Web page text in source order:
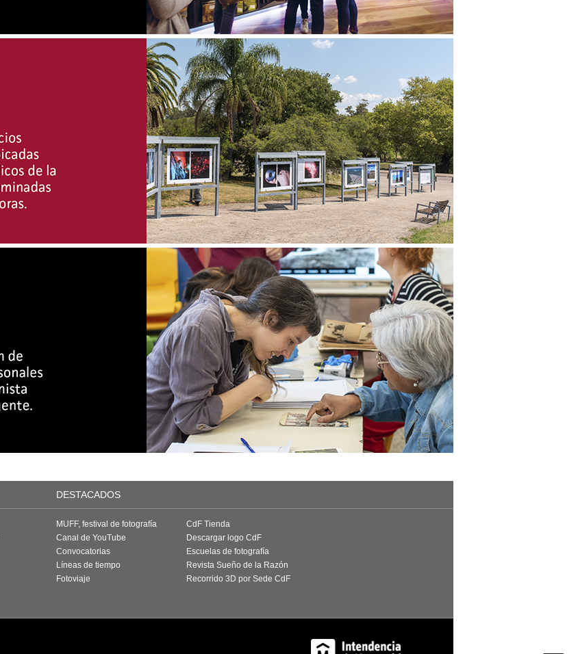
DESTACADOS
MUFF, festival de fotografía
Canal de YouTube
Convocatorias
Líneas de tiempo
Fotoviaje
CdF Tienda
Descargar logo CdF
Escuelas de fotografía
Revista Sueño de la Razón
Recorrido 3D por Sede CdF